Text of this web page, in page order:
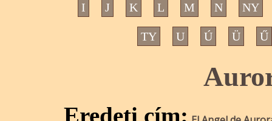
I J K L M N NY
TY U Ú Ü Ű
Eredeti cím: